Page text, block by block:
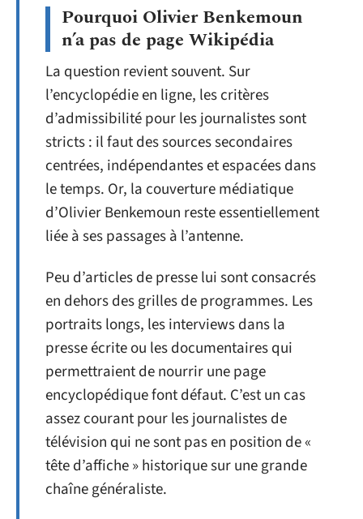
Pourquoi Olivier Benkemoun
n’a pas de page Wikipédia
La question revient souvent. Sur
l’encyclopédie en ligne, les critères
d’admissibilité pour les journalistes sont
stricts : il faut des sources secondaires
centrées, indépendantes et espacées dans
le temps. Or, la couverture médiatique
d’Olivier Benkemoun reste essentiellement
liée à ses passages à l’antenne.
Peu d’articles de presse lui sont consacrés
en dehors des grilles de programmes. Les
portraits longs, les interviews dans la
presse écrite ou les documentaires qui
permettraient de nourrir une page
encyclopédique font défaut. C’est un cas
assez courant pour les journalistes de
télévision qui ne sont pas en position de «
tête d’affiche » historique sur une grande
chaîne généraliste.